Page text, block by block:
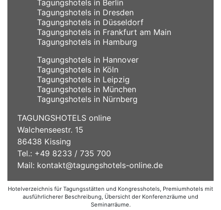
Tagungshotels in Berlin
Tagungshotels in Dresden
Tagungshotels in Düsseldorf
Tagungshotels in Frankfurt am Main
Tagungshotels in Hamburg
Tagungshotels in Hannover
Tagungshotels in Köln
Tagungshotels in Leipzig
Tagungshotels in München
Tagungshotels in Nürnberg
TAGUNGSHOTELS online
Walchenseestr. 15
86438 Kissing
Tel.: +49 8233 / 735 700
Mail: kontakt@tagungshotels-online.de
Hotelverzeichnis für Tagungsstätten und Kongresshotels, Premiumhotels mit
ausführlicherer Beschreibung, Übersicht der Konferenzräume und
Seminarräume.